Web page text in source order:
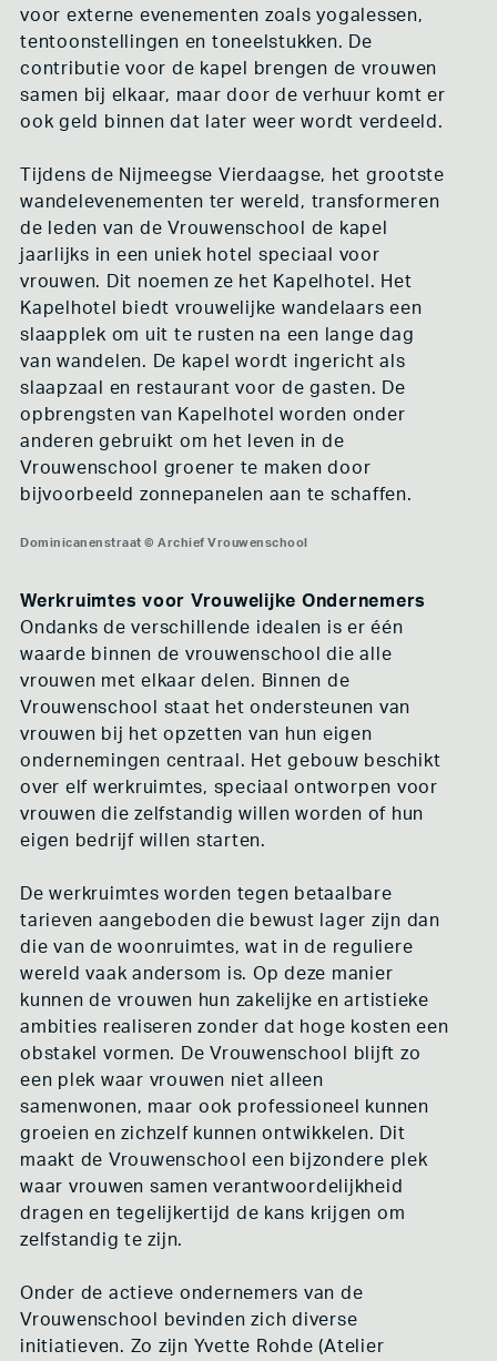
voor externe evenementen zoals yogalessen,
tentoonstellingen en toneelstukken. De
contributie voor de kapel brengen de vrouwen
samen bij elkaar, maar door de verhuur komt er
ook geld binnen dat later weer wordt verdeeld.
Tijdens de Nijmeegse Vierdaagse, het grootste
wandelevenementen ter wereld, transformeren
de leden van de Vrouwenschool de kapel
jaarlijks in een uniek hotel speciaal voor
vrouwen. Dit noemen ze het Kapelhotel. Het
Kapelhotel biedt vrouwelijke wandelaars een
slaapplek om uit te rusten na een lange dag
van wandelen. De kapel wordt ingericht als
slaapzaal en restaurant voor de gasten. De
opbrengsten van Kapelhotel worden onder
anderen gebruikt om het leven in de
Vrouwenschool groener te maken door
bijvoorbeeld zonnepanelen aan te schaffen.
Dominicanenstraat © Archief Vrouwenschool
Dominicanenstraat © Archief Vrouwenschool
Dominicanenstraat © Archief Vrouwenschool
Werkruimtes voor Vrouwelijke Ondernemers
Ondanks de verschillende idealen is er één
waarde binnen de vrouwenschool die alle
vrouwen met elkaar delen. Binnen de
Vrouwenschool staat het ondersteunen van
vrouwen bij het opzetten van hun eigen
ondernemingen centraal. Het gebouw beschikt
over elf werkruimtes, speciaal ontworpen voor
vrouwen die zelfstandig willen worden of hun
eigen bedrijf willen starten.
De werkruimtes worden tegen betaalbare
tarieven aangeboden die bewust lager zijn dan
die van de woonruimtes, wat in de reguliere
wereld vaak andersom is. Op deze manier
kunnen de vrouwen hun zakelijke en artistieke
ambities realiseren zonder dat hoge kosten een
obstakel vormen. De Vrouwenschool blijft zo
een plek waar vrouwen niet alleen
samenwonen, maar ook professioneel kunnen
groeien en zichzelf kunnen ontwikkelen. Dit
maakt de Vrouwenschool een bijzondere plek
waar vrouwen samen verantwoordelijkheid
dragen en tegelijkertijd de kans krijgen om
zelfstandig te zijn.
Onder de actieve ondernemers van de
Vrouwenschool bevinden zich diverse
initiatieven. Zo zijn Yvette Rohde (Atelier